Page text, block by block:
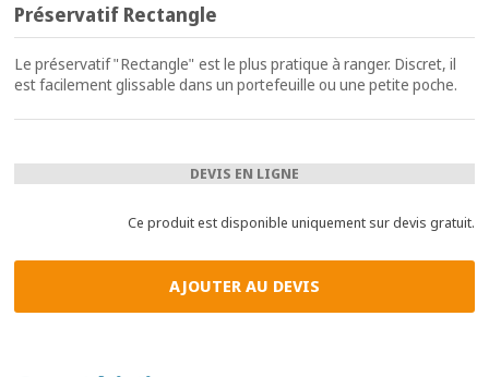
Préservatif Rectangle
Le préservatif "Rectangle" est le plus pratique à ranger. Discret, il
est facilement glissable dans un portefeuille ou une petite poche.
DEVIS EN LIGNE
Ce produit est disponible uniquement sur devis gratuit.
AJOUTER AU DEVIS